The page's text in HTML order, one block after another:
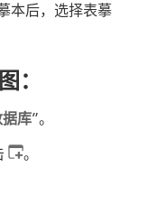
本后，选择表摹
：
据库”。
。